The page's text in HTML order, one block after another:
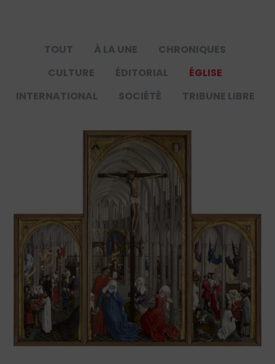
TOUT À LA UNE
CHRONIQUES
CULTURE
ÉDITORIAL
ÉGLISE
INTERNATIONAL
SOCIÉTÉ TRIBUNE LIBRE